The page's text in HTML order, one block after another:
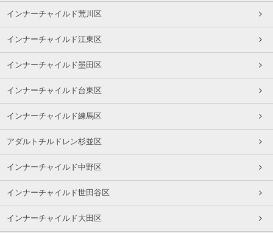
インナーチャイルド荒川区
インナーチャイルド江東区
インナーチャイルド墨田区
インナーチャイルド台東区
インナーチャイルド練馬区
アダルトチルドレン杉並区
インナーチャイルド中野区
インナーチャイルド世田谷区
インナーチャイルド大田区